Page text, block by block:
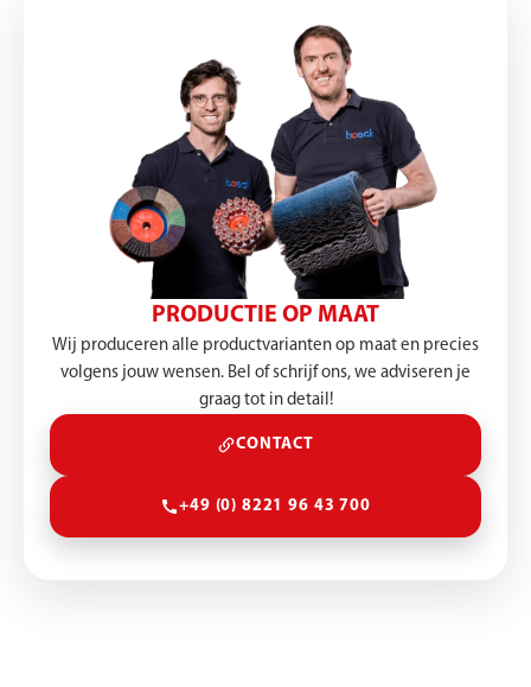
PRODUCTIE OP MAAT
Wij produceren alle productvarianten op maat en precies
volgens jouw wensen. Bel of schrijf ons, we adviseren je
graag tot in detail!
CONTACT
+49 (0) 8221 96 43 700